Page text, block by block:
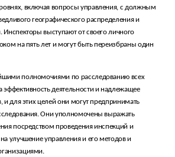
включая вопросы управления, с должным
географического распределения и
выступают от своего личного
на пять лет и могут быть переизбраны один
полномочиями по расследованию всех
деятельности и надлежащее
и для этих целей они могут предпринимать
Они уполномочены выражать
посредством проведения инспекций и
улучшение управления и его методов и